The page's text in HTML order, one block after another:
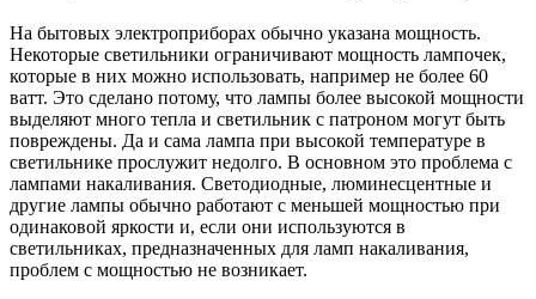
На бытовых электроприборах обычно указана мощность.
Некоторые светильники ограничивают мощность лампочек,
которые в них можно использовать, например не более 60
ватт. Это сделано потому, что лампы более высокой мощности
выделяют много тепла и светильник с патроном могут быть
повреждены. Да и сама лампа при высокой температуре в
светильнике прослужит недолго. В основном это проблема с
лампами накаливания. Светодиодные, люминесцентные и
другие лампы обычно работают с меньшей мощностью при
одинаковой яркости и, если они используются в
светильниках, предназначенных для ламп накаливания,
проблем с мощностью не возникает.